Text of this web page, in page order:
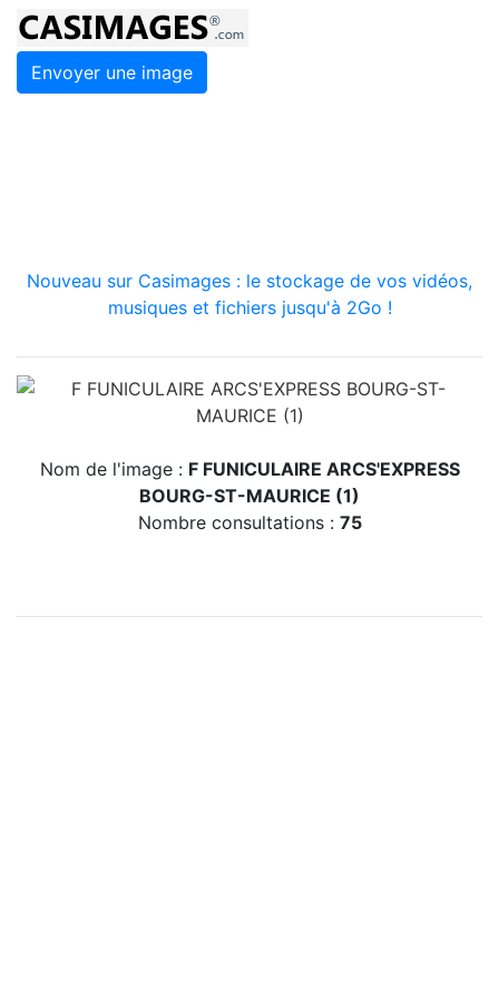
Envoyer une image
Nouveau sur Casimages : le stockage de vos vidéos,
musiques et fichiers jusqu'à 2Go !
Nom de l'image : F FUNICULAIRE ARCS'EXPRESS
BOURG-ST-MAURICE (1)
Nombre consultations : 75